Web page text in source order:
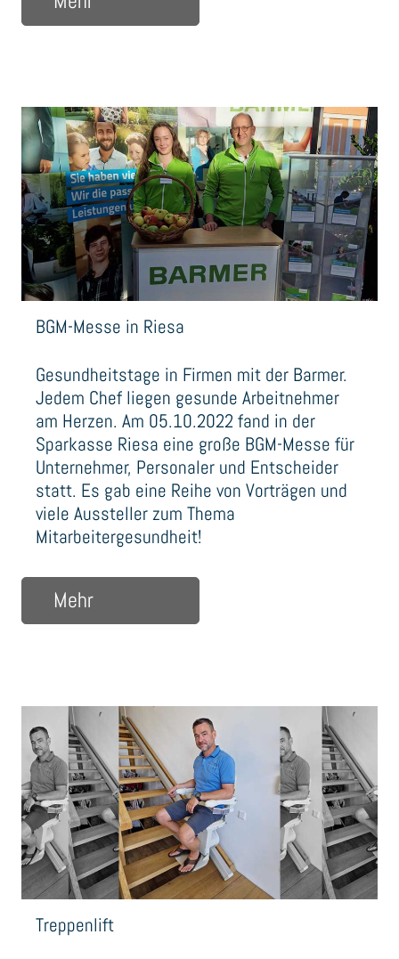
BGM-Messe in Riesa
Gesundheitstage in Firmen mit der Barmer.
Jedem Chef liegen gesunde Arbeitnehmer
am Herzen. Am 05.10.2022 fand in der
Sparkasse Riesa eine große BGM-Messe für
Unternehmer, Personaler und Entscheider
statt. Es gab eine Reihe von Vorträgen und
viele Aussteller zum Thema
Mitarbeitergesundheit!
Mehrüber BGM-Messe in Riesa
Treppenlift